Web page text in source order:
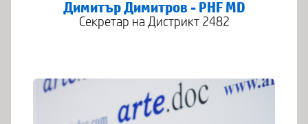
Димитър Димитров - PHF MD
Секретар на Дистрикт 2482